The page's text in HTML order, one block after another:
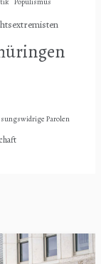
Parolen